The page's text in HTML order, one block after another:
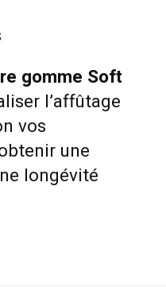
gomme Soft
l’affûtage
vos
une
longévité